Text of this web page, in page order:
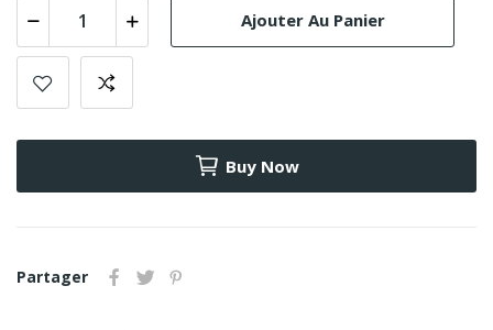
Ajouter Au Panier
Buy Now
Partager